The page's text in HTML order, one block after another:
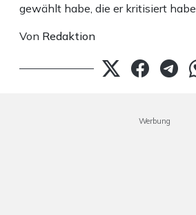
gewählt habe, die er kritisiert habe.
Von Redaktion
Werbung